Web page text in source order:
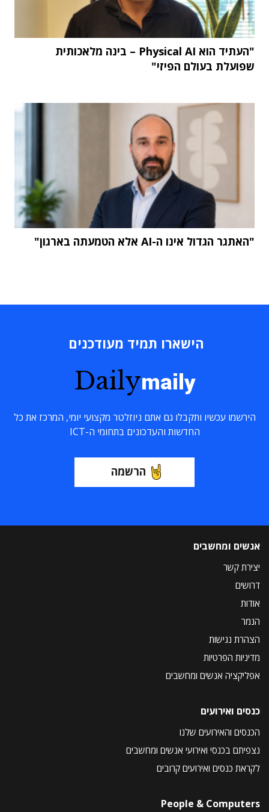
"העתיד הוא Physical AI – בינה מלאכותית
שפועלת בעולם הפיזי"
"האתגר הגדול אינו ה-AI אלא הטמעתה בארגון"
הישארו תמיד מעודכנים
Dailymaily
הירשמו עכשיו ותקבלו גם אתם ניוזלטר מקצועי יומי, המרכז את כל
החדשות והעדכונים בתחומי ה-ICT
הרשמה
אנשים ומחשבים
יצירת קשר
דרושים
אודות
הנמר
הצהרת נגישות
מדיניות הפרטיות
אפליקציה אנשים ומחשבים
כנסים ואירועים
הכנסים והאירועים שלנו
נצפיתם בכנסי ואירועי אנשים ומחשבים
לקראת כנסים ואירועים קרובים
People & Computers